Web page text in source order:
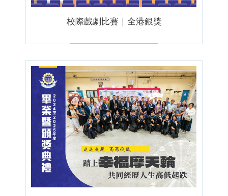
校際戲劇比賽｜全港銀獎